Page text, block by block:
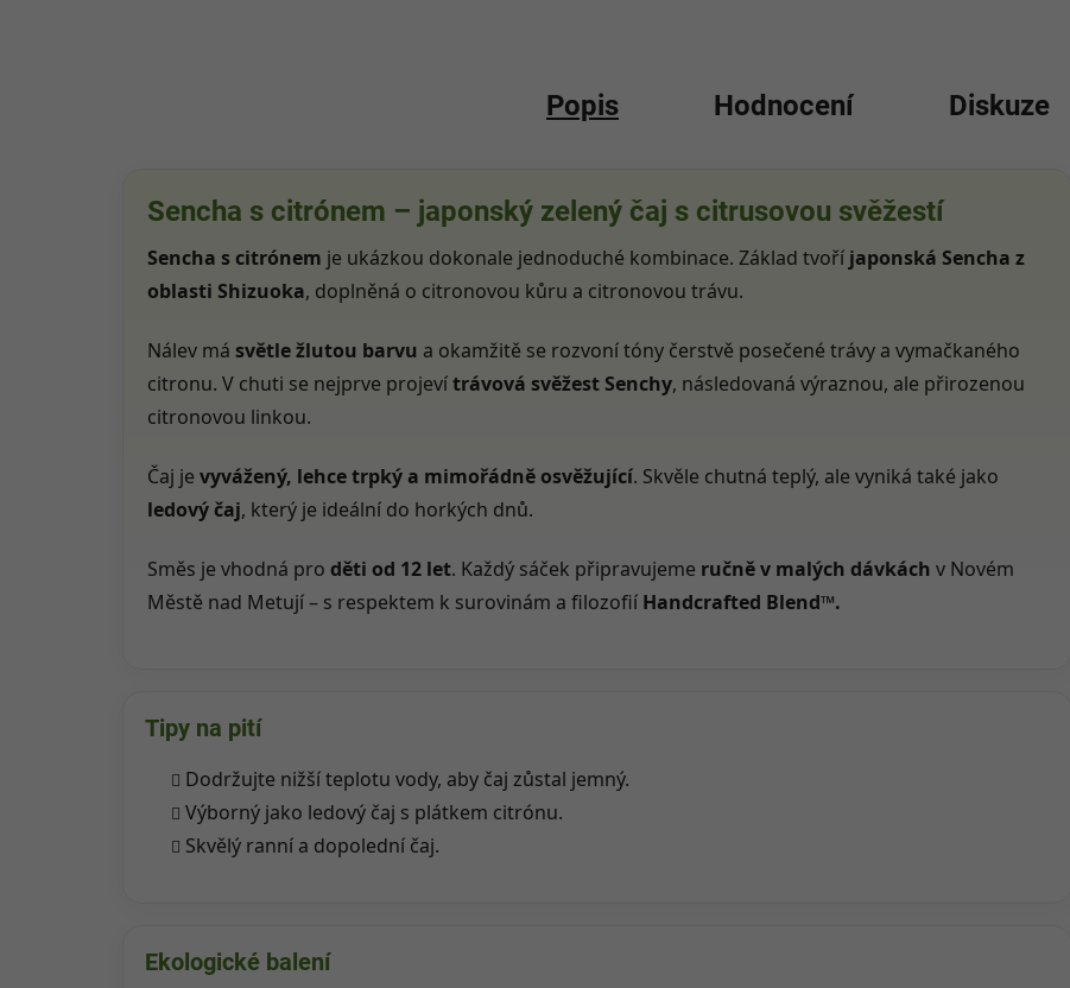
Popis Hodnocení Diskuze
Sencha s citrónem – japonský zelený čaj s citrusovou svěžestí
Sencha s citrónem je ukázkou dokonale jednoduché kombinace. Základ tvoří japonská Sencha z
oblasti Shizuoka, doplněná o citronovou kůru a citronovou trávu.
Nálev má světle žlutou barvu a okamžitě se rozvoní tóny čerstvě posečené trávy a vymačkaného
citronu. V chuti se nejprve projevítrávová svěžest Senchy, následovaná výraznou, ale přirozenou
citronovou linkou.
Čaj je vyvážený, lehce trpký a mimořádně osvěžující. Skvěle chutná teplý, ale vyniká také jako
ledový čaj, který je ideální do horkých dnů.
Směs je vhodná pro děti od 12 let. Každý sáček připravujeme ručně v malých dávkách v Novém
Městě nad Metují – s respektem k surovinám a filozofií Handcrafted Blend™.
Tipy na pití
Dodržujte nižší teplotu vody, aby čaj zůstal jemný.
Výborný jako ledový čaj s plátkem citrónu.
Skvělý ranní a dopolední čaj.
Ekologické balení